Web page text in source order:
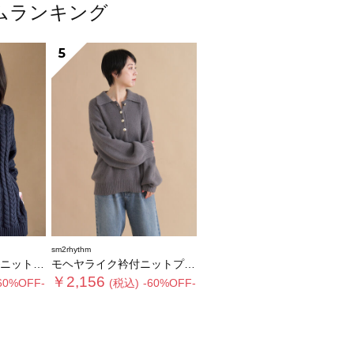
ランキング
ーバー
5
sm2rhythm
モヘヤライク衿付ニットプルオーバー
￥2,156 (税込) -60%OFF-